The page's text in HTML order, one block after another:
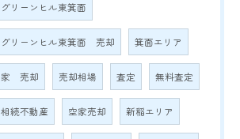
グリーンヒル東箕面
グリーンヒル東箕面 売却 箕面エリア
家 売却 売却相場 査定 無料査定
相続不動産 空家売却 新稲エリア